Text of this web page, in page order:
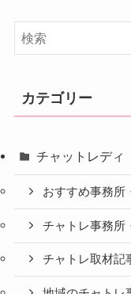
カテゴリー
チャットレディ
おすすめ事務所
チャトレ事務所
チャトレ取材記